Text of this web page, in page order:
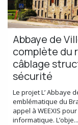
Abbaye de
complète du
câblage
sécurité
Le projet L’ Abbaye
emblématique du
appel à WEEXIS
informatique. L’obje...